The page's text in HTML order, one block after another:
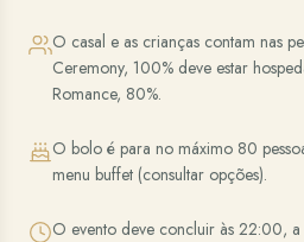
O casal e as crianças contam nas
Ceremony, 100% deve estar
Romance, 80%.
O bolo é para no máximo 80
menu buffet (consultar opções).
O evento deve concluir às 22:00, a